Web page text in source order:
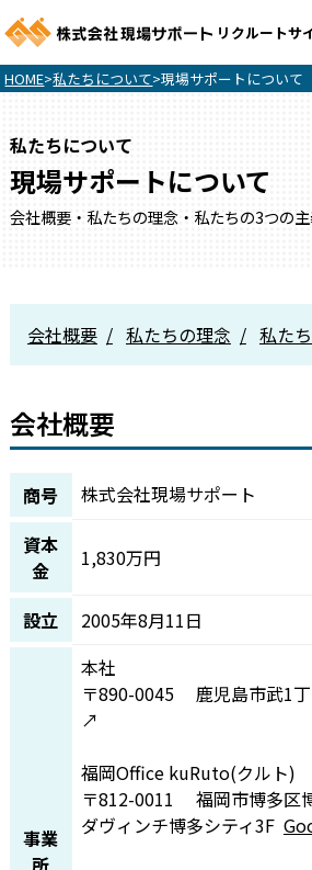
リクルートサ
HOME>私たちについて>現場サポートについて
私たちについて
現場サポートについて
会社概要・私たちの理念・私たちの3つの
会社概要 私たちの理念 私た
会社概要
商号
株式会社現場サポート
資本
金
1,830万円
設立 2005年8月11日
事業
所
本社
〒890-0045 鹿児島市武1
↗
福岡Office kuRuto(クルト)
〒812-0011 福岡市博多区
ダヴィンチ博多シティ3F